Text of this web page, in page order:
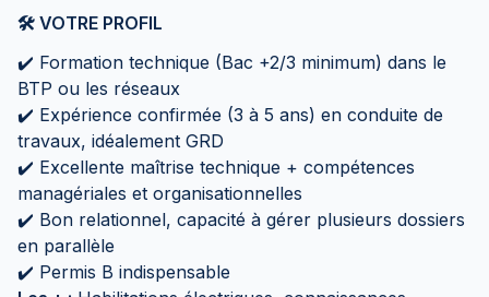
🛠️ VOTRE PROFIL
✔️ Formation technique (Bac +2/3 minimum) dans le
BTP ou les réseaux
✔️ Expérience confirmée (3 à 5 ans) en conduite de
travaux, idéalement GRD
✔️ Excellente maîtrise technique + compétences
managériales et organisationnelles
✔️ Bon relationnel, capacité à gérer plusieurs dossiers
en parallèle
✔️ Permis B indispensable